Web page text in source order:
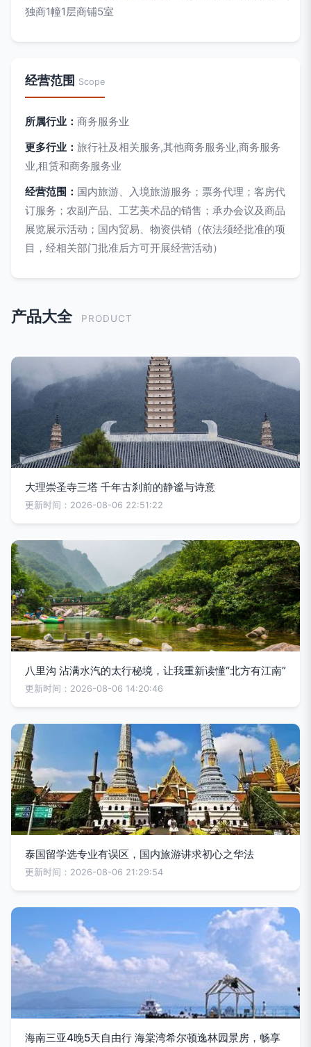
独商1幢1层商铺5室
经营范围 Scope
所属行业： 商务服务业
更多行业： 旅行社及相关服务,其他商务服务业,商务服务
业,租赁和商务服务业
经营范围： 国内旅游、入境旅游服务；票务代理；客房代
订服务；农副产品、工艺美术品的销售；承办会议及商品
展览展示活动；国内贸易、物资供销（依法须经批准的项
目，经相关部门批准后方可开展经营活动）
产品大全 PRODUCT
大理崇圣寺三塔 千年古刹前的静谧与诗意
更新时间：2026-08-06 22:51:22
八里沟 沾满水汽的太行秘境，让我重新读懂“北方有江南”
更新时间：2026-08-06 14:20:46
泰国留学选专业有误区，国内旅游讲求初心之华法
更新时间：2026-08-06 21:29:54
海南三亚4晚5天自由行 海棠湾希尔顿逸林园景房，畅享